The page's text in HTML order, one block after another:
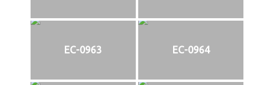
EC-0963 EC-0964